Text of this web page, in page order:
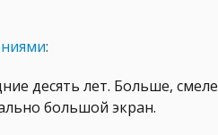
:
десять лет. Больше,
большой экран.